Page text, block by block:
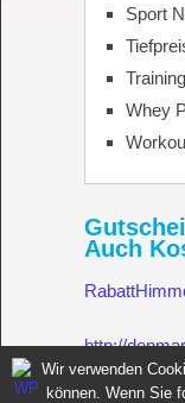
Sport
Whey
Auch
http://
Wir verwenden
können. Wenn Sie